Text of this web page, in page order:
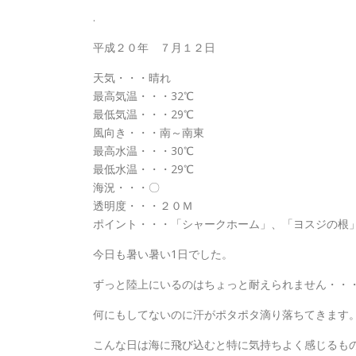
.
平成２０年 ７月１２日
天気・・・晴れ
最高気温・・・32℃
最低気温・・・29℃
風向き・・・南～南東
最高水温・・・30℃
最低水温・・・29℃
海況・・・〇
透明度・・・２０Ｍ
ポイント・・・「シャークホーム」、「ヨスジの根」
今日も暑い暑い1日でした。
ずっと陸上にいるのはちょっと耐えられません・・・
何にもしてないのに汗がポタポタ滴り落ちてきます。
こんな日は海に飛び込むと特に気持ちよく感じるもの